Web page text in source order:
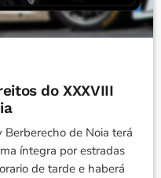
do XXXVIII
de Noia terá
íntegra por estradas
de tarde e haberá